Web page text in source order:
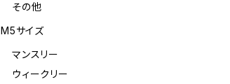
その他
M5サイズ
マンスリー
ウィークリー